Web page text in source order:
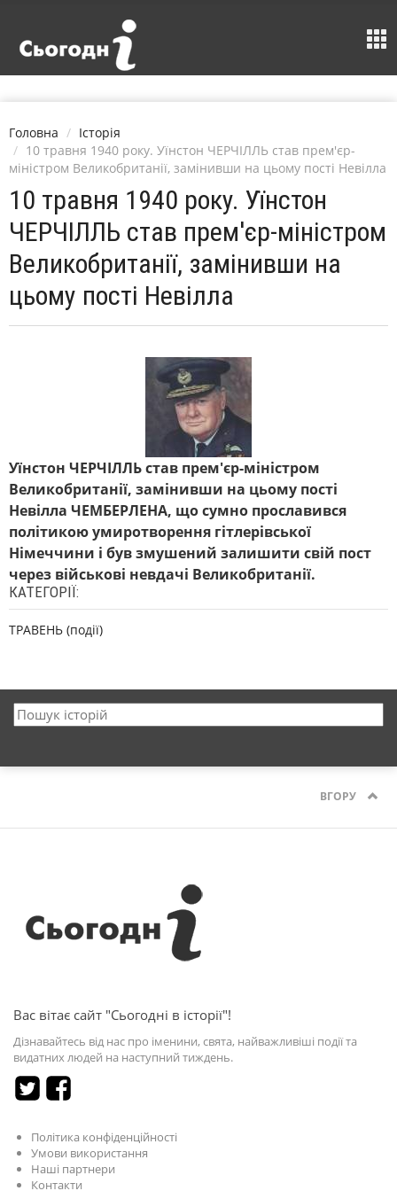
Головна
Історія
10 травня 1940 року. Уїнстон ЧЕРЧІЛЛЬ став прем'єр-
міністром Великобританії, замінивши на цьому пості Невілла
10 травня 1940 року. Уїнстон
ЧЕРЧІЛЛЬ став прем'єр-міністром
Великобританії, замінивши на
цьому пості Невілла
Уїнстон ЧЕРЧІЛЛЬ став прем'єр-міністром
Великобританії, замінивши на цьому пості
Невілла ЧЕМБЕРЛЕНА, що сумно прославився
політикою умиротворення гітлерівської
Німеччини і був змушений залишити свій пост
через військові невдачі Великобританії.
КАТЕГОРІЇ:
ТРАВЕНЬ (події)
ВГОРУ
Вас вітає сайт "Сьогодні в історії"!
Дізнавайтесь від нас про іменини, свята, найважливіші події та
видатних людей на наступний тиждень.
Політика конфіденційності
Умови використання
Наші партнери
Контакти